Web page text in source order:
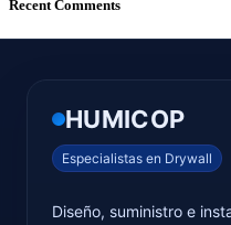
Recent Comments
HUMICOP
Especialistas en Drywall
Diseño, suministro e